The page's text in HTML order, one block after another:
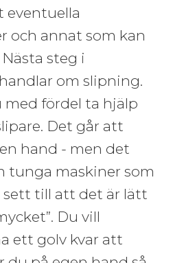
eventuella
och annat som kan
steg i
om slipning.
med fördel ta hjälp
Det går att
hand - men det
tunga maskiner som
sett till att det är lätt
Du vill
ett golv kvar att